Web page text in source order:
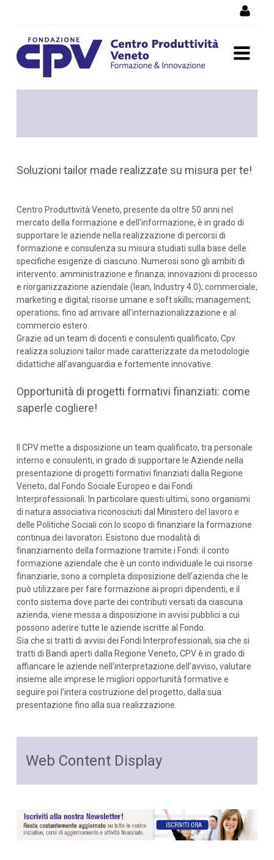
azienda
Soluzioni tailor made realizzate su misura per te!
Centro Produttività Veneto, presente da oltre 50 anni nel
mercato della formazione e dell’informazione, è in grado di
supportare le aziende nella realizzazione di percorsi di
formazione e consulenza su misura studiati sulla base delle
specifiche esigenze di ciascuno. Numerosi sono gli ambiti di
intervento: amministrazione e finanza; innovazioni di processo
e riorganizzazione aziendale (lean, Industry 4.0); commerciale,
marketing e digital; risorse umane e soft skills; management;
operations; fino ad arrivare all’internazionalizzazione e al
commercio estero.
Grazie ad un team di docenti e consulenti qualificato, Cpv
realizza soluzioni tailor made caratterizzate da metodologie
didattiche all’avanguardia e fortemente innovative.
Opportunità di progetti formativi finanziati: come
saperle cogliere!
Il CPV mette a disposizione un team qualificato, tra personale
interno e consulenti, in grado di supportare le Aziende nella
presentazione di progetti formativi finanziati dalla Regione
Veneto, dal Fondo Sociale Europeo e dai Fondi
Interprofessionali. In particolare questi ultimi, sono organismi
di natura associativa riconosciuti dal Ministero del lavoro e
delle Politiche Sociali con lo scopo di finanziare la formazione
continua dei lavoratori. Esistono due modalità di
finanziamento della formazione tramite i Fondi: il conto
formazione aziendale che è un conto individuale le cui risorse
finanziarie, sono a completa disposizione dell’azienda che le
può utilizzare per fare formazione ai propri dipendenti, e il
conto sistema dove parte dei contributi versati da ciascuna
azienda, viene messa a disposizione in avvisi pubblici a cui
possono aderire tutte le aziende iscritte al Fondo.
Sia che si tratti di avvisi dei Fondi Interprofessionali, sia che si
tratti di Bandi aperti dalla Regione Veneto, CPV è in grado di
affiancare le aziende nell’interpretazione dell’avviso, valutare
insieme alle imprese le migliori opportunità formative e
seguire poi l’intera costruzione del progetto, dalla sua
presentazione fino alla sua realizzazione.
Web Content Display